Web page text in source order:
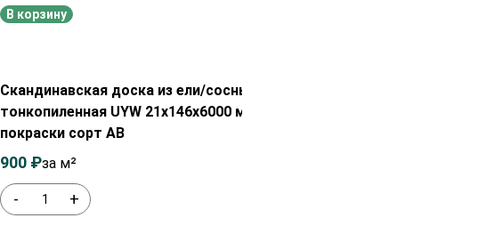
В корзину
Скандинавская доска из ели/сосны
тонкопиленная UYW 21х146х6000 мм без
покраски сорт АВ
- +
900 ₽за м²